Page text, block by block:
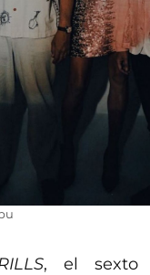
, el sexto